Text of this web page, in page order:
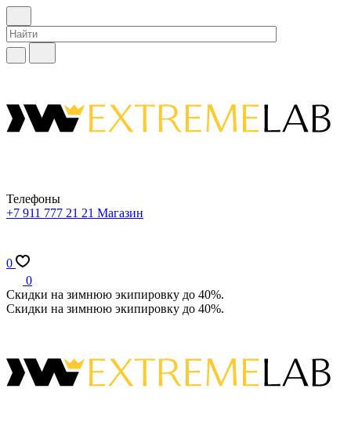
Телефоны
+7 911 777 21 21 Магазин
0
0
Скидки на зимнюю экипировку до 40%.
Скидки на зимнюю экипировку до 40%.